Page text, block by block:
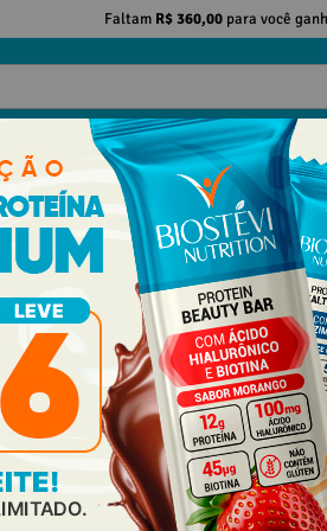
Faltam R$ 360,00para você
EMAGRECIMENTO DESEMPENHO
C + Associações 30 Doses